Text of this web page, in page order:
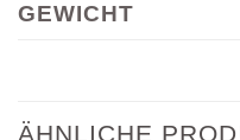
GEWICHT
ÄHNLICHE